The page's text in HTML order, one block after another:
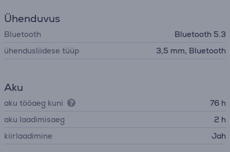
Ühenduvus
Bluetooth
Bluetooth 5.3
ühendusliidese tüüp
3,5 mm, Bluetooth
Aku
aku tööaeg kuni
76 h
aku laadimisaeg
2 h
kiirlaadimine
Jah